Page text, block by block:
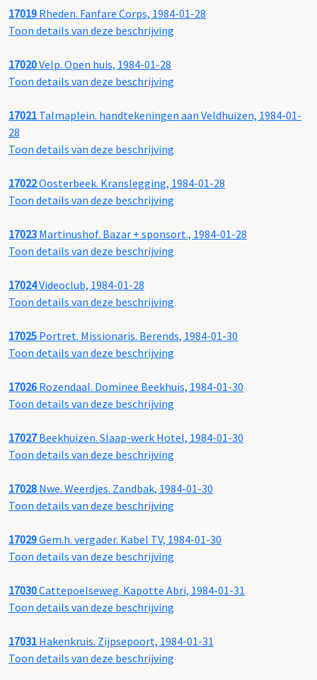
17019 Rheden. Fanfare Corps, 1984-01-28
Toon details van deze beschrijving
17020Velp. Open huis, 1984-01-28
Toon details van deze beschrijving
17021 Talmaplein. handtekeningen aan Veldhuizen, 1984-01-
28
Toon details van deze beschrijving
17022Oosterbeek. Kranslegging, 1984-01-28
Toon details van deze beschrijving
17023 Martinushof. Bazar + sponsort., 1984-01-28
Toon details van deze beschrijving
17024Videoclub, 1984-01-28
Toon details van deze beschrijving
17025 Portret. Missionaris. Berends, 1984-01-30
Toon details van deze beschrijving
17026 Rozendaal. Dominee Beekhuis, 1984-01-30
Toon details van deze beschrijving
17027Beekhuizen. Slaap-werk Hotel, 1984-01-30
Toon details van deze beschrijving
17028 Nwe. Weerdjes. Zandbak, 1984-01-30
Toon details van deze beschrijving
17029Gem.h. vergader. Kabel TV, 1984-01-30
Toon details van deze beschrijving
17030Cattepoelseweg. Kapotte Abri, 1984-01-31
Toon details van deze beschrijving
17031 Hakenkruis. Zijpsepoort, 1984-01-31
Toon details van deze beschrijving